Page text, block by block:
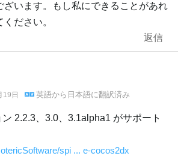
ざいます。もし私にできることがあれ
ださい。
返信
19日 英語から 日本語に翻訳済み
2.2.3、3.0、3.1alpha1 がサポート
spi ... e-cocos2dx